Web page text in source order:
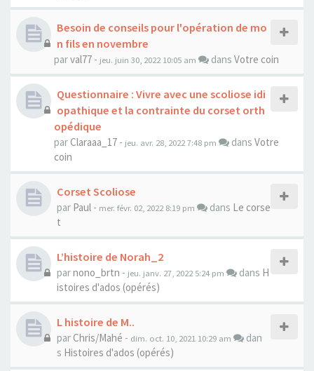
Besoin de conseils pour l'opération de mo
n fils en novembre
parval77 - jeu. juin 30, 2022 10:05 am dans Votre coin
Questionnaire : Vivre avec une scoliose idi
opathique et la contrainte du corset orth
opédique
parClaraaa_17 - jeu. avr. 28, 2022 7:48 pm dans Votre
coin
Corset Scoliose
par Paul - mer. févr. 02, 2022 8:19 pm dans Le corse
t
L’histoire de Norah_2
parnono_brtn - jeu. janv. 27, 2022 5:24 pm dans H
istoires d'ados (opérés)
L histoire de M..
par Chris/Mahé - dim. oct. 10, 2021 10:29 am
dan
s Histoires d'ados (opérés)